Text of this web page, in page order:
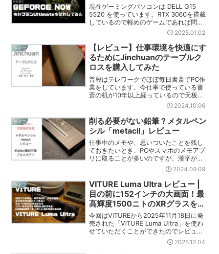
現在ゲーミングパソコンは DELL G15
5520 を使っています。RTX 3060を搭載
しているので軽めのゲームであれば問題
なくプレイできるのですが、処理の重い
ゲームは流石に厳しいというスペック。
今年はモンスターハンターの新作も出る
ので...
2025.01.02
ライフ
【レビュー】仕事環境を快適にす
るためにJinchuanのテーブルク
ロスを購入してみた
普段はテレワークでほぼ毎日書斎でPC作
業をしています。今仕事で使っている書
斎の机が10年以上経っているので天板に
傷ができてしまったのですが、傷がある
からといってまだ使えるデスクを買い替
えるのはなぁ、、、ということで隠すた
めに大きめのマウスパ...
2024.10.06
ライフ
削る必要がない鉛筆？メタルペン
シル「metacil」レビュー
仕事中のメモや、思いついたことを残し
ておきたいとき、PCやスマホのメモアプ
リに取ることが多いのですが、漢字が書
けていないことに気づいてからなるべく
手書きでメモを取っています。何度も修
正したりすることがあるのでシャーペン
を使っているのですが、...
2024.09.09
ライフ
VITURE Luma Ultra レビュー |
目の前に152インチの大画面！最
高輝度1500ニトのXRグラスを試
してみた
今回はVITUREから2025年11月18日に発
売された「VITURE Luma Ultra」を使わ
せていただくことができたのでレビュー
していきます。ケーブル1本繋ぐだけでス
マホ画面やYoutubeなどを大画面で楽し
2025.12.04